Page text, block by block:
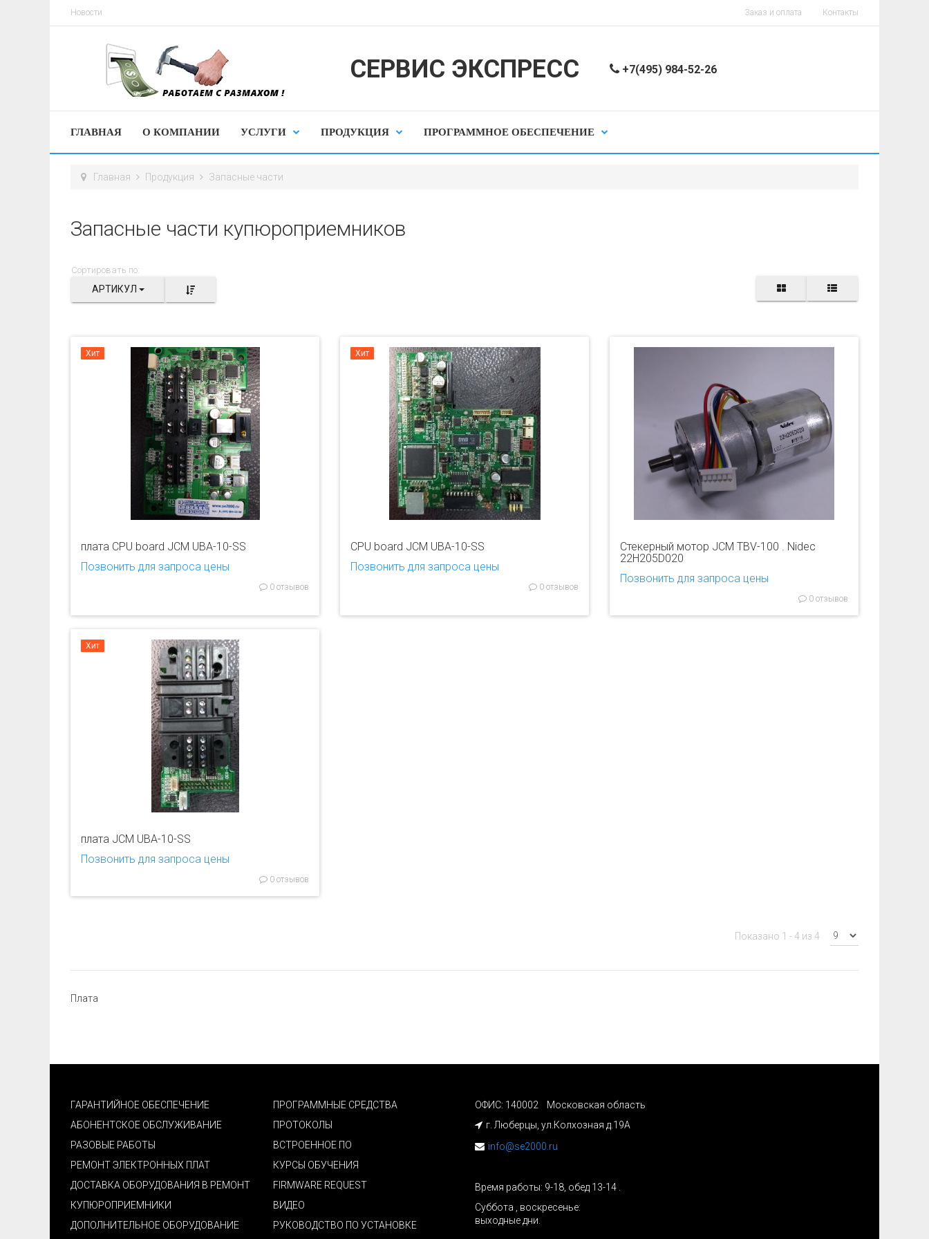
Новости Заказ и оплата Контакты
СЕРВИС ЭКСПРЕСС +7(495) 984-52-26
ГЛАВНАЯ О КОМПАНИИ УСЛУГИ ПРОДУКЦИЯ ПРОГРАММНОЕ ОБЕСПЕЧЕНИЕ
Главная Продукция Запасные части
Запасные части купюроприемников
Сортировать по:
АРТИКУЛ
Хит
плата CPU board JCM UBA-10-SS
Позвонить для запроса цены
0 отзывов
Хит
CPU board JCM UBA-10-SS
Позвонить для запроса цены
0 отзывов
Стекерный мотор JCM TBV-100 . Nidec
22H205D020
Позвонить для запроса цены
0 отзывов
Хит
плата JCM UBA-10-SS
Позвонить для запроса цены
0 отзывов
Показано 1 - 4 из 4
Плата
ГАРАНТИЙНОЕ ОБЕСПЕЧЕНИЕ
АБОНЕНТСКОЕ ОБСЛУЖИВАНИЕ
РАЗОВЫЕ РАБОТЫ
РЕМОНТ ЭЛЕКТРОННЫХ ПЛАТ
ДОСТАВКА ОБОРУДОВАНИЯ В РЕМОНТ
КУПЮРОПРИЕМНИКИ
ДОПОЛНИТЕЛЬНОЕ ОБОРУДОВАНИЕ
ПРОГРАММНЫЕ СРЕДСТВА
ПРОТОКОЛЫ
ВСТРОЕННОЕ ПО
КУРСЫ ОБУЧЕНИЯ
FIRMWARE REQUEST
ВИДЕО
РУКОВОДСТВО ПО УСТАНОВКЕ
ОФИС: 140002 Московская область
г. Люберцы, ул.Колхозная д.19А
info@se2000.ru
Время работы: 9-18, обед 13-14 .
Суббота , воскресенье:
выходные дни.